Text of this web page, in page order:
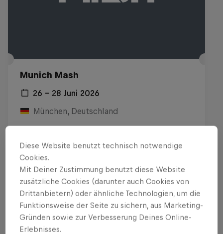
Munich Mash
26 – 28 Juni 2026
München, Deutschland
Willst du mehr davon?
Diese Website benutzt technisch notwendige
Cookies.
Mit Deiner Zustimmung benutzt diese Website
zusätzliche Cookies (darunter auch Cookies von
Drittanbietern) oder ähnliche Technologien, um die
Funktionsweise der Seite zu sichern, aus Marketing-
Gründen sowie zur Verbesserung Deines Online-
Erlebnisses.